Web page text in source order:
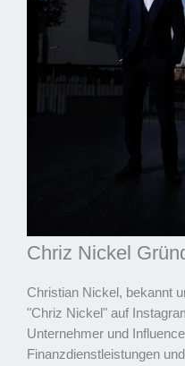
Chriz Nickel
Christian Nickel, bekannt
"Chriz Nickel" auf
Unternehmer und
Finanzdienstleistungen